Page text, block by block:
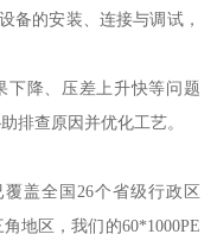
备的安装、连接与调试，
下降、压差上升快等问题
排查原因并优化工艺。
盖全国26个省级行政区
地区，我们的60*1000PE